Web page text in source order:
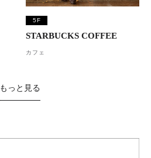
5F
STARBUCKS COFFEE
カフェ
もっと見る